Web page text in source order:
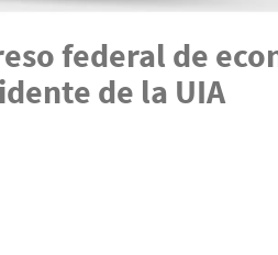
federal de
de la UIA